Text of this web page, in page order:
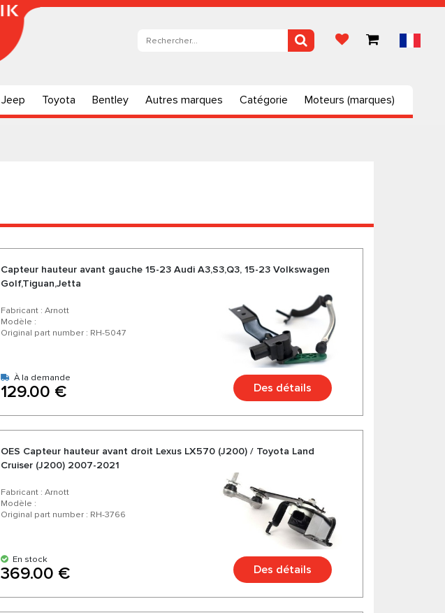
Jeep Toyota Bentley Autres marques Catégorie Moteurs (marques)
Capteur hauteur avant gauche 15-23 Audi A3,S3,Q3, 15-23 Volkswagen
Golf,Tiguan,Jetta
Fabricant : Arnott
Modèle :
Original part number : RH-5047
À la demande
129.00 € Des détails
OES Capteur hauteur avant droit Lexus LX570 (J200) / Toyota Land
Cruiser (J200) 2007-2021
Fabricant : Arnott
Modèle :
Original part number : RH-3766
En stock
369.00 € Des détails